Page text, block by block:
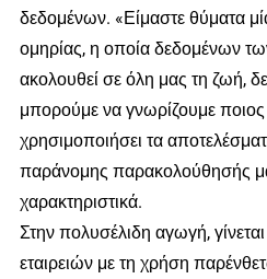
δεδομένων. «Είμαστε θύματα
ομηρίας, η οποία δεδομένων
ακολουθεί σε όλη μας τη ζωή,
μπορούμε να γνωρίζουμε ποιος
χρησιμοποιήσει τα
παράνομης παρακολούθησής
χαρακτηριστικά.
Στην πολυσέλιδη αγωγή,
εταιρειών με τη χρήση